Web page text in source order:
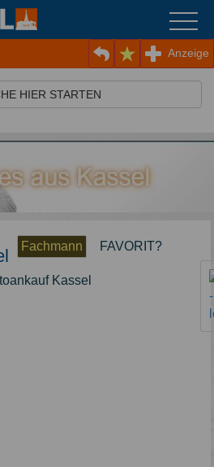
Anzeige
HIER STARTEN
Fachmann FAVORIT?